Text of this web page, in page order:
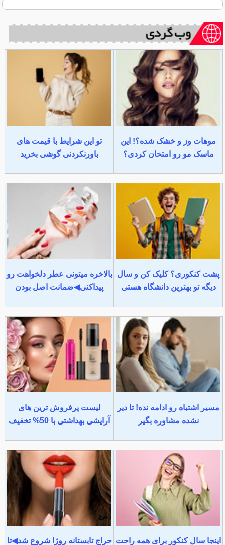
موهات وز و خشک شده؟! این
ماسک مو رو امتحان کردی؟
تو این شرایط با قیمت های
باورنکردنی گوشی بخرید
پشت کنکوری؟ کلیک کن و سال
دیگه تو بهترین دانشگاه هستی
بالاخره میتونی عطر دلخواهت رو
پیداکنی◀ضمانت اصل بودن
مسیر اشتباه رو ادامه نده! تا دیر
نشده مشاوره بگیر
لیست پرفروش ترین های
آرایشی بهداشتی با 50% تخفیف
اینجا سال کنکور برای همه راحت حراج تابستانه روژا شروع شد◀تا